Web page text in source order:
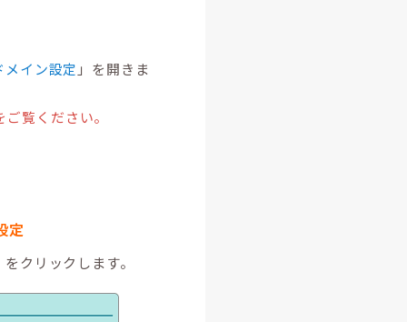
メイン設定 」を開きま
ご覧ください。
定
クリックします。